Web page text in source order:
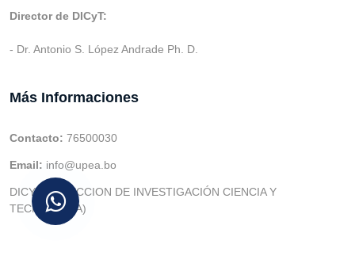
Director de DICyT:
- Dr. Antonio S. López Andrade Ph. D.
Más Informaciones
Contacto: 76500030
Email: info@upea.bo
DICYT (DIRECCION DE INVESTIGACIÓN CIENCIA Y
TECNOLOGIA)